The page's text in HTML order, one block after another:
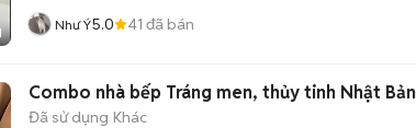
Như Ý5.0 41 đã bán
Combo nhà bếp Tráng men, thủy tinh Nhật Bản
Đã sử dụng Khác